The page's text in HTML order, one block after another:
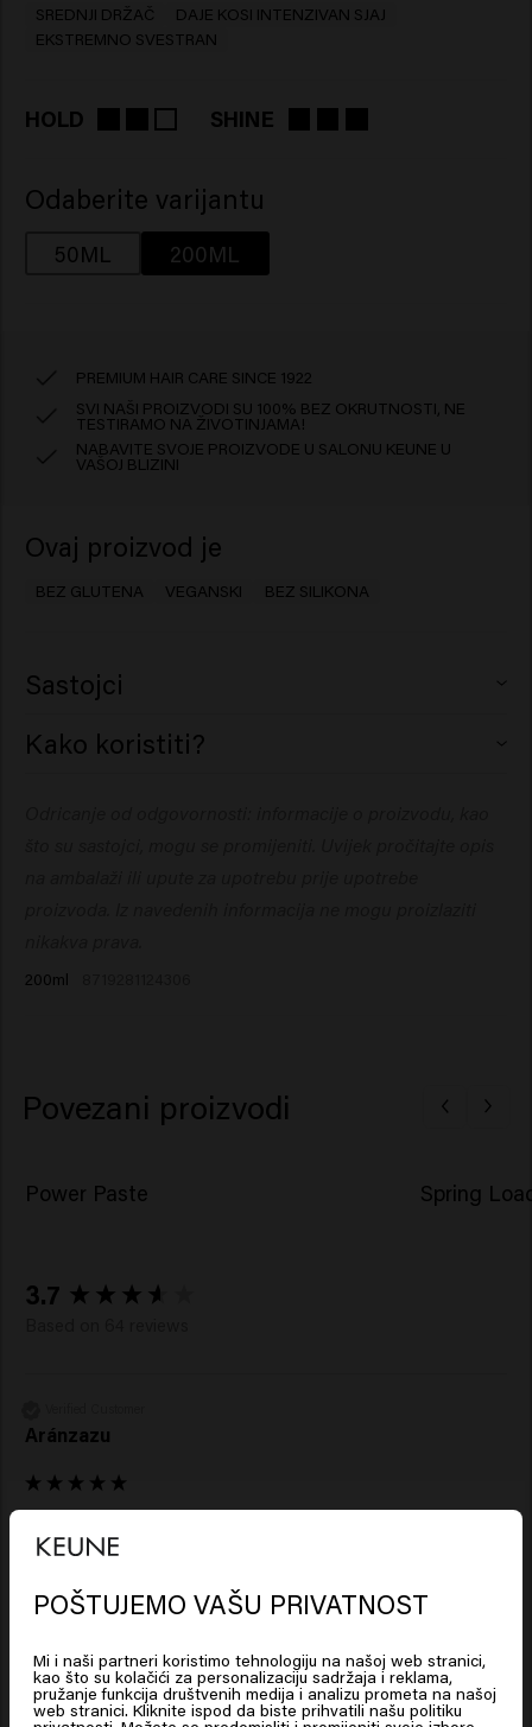
SREDNJI DRŽAČ
DAJE KOSI INTENZIVAN SJAJ
EKSTREMNO SVESTRAN
HOLD SHINE
Odaberite varijantu
50ML 200ML
PREMIUM HAIR CARE SINCE 1922
SVI NAŠI PROIZVODI SU 100% BEZ OKRUTNOSTI, NE
TESTIRAMO NA ŽIVOTINJAMA!
NABAVITE SVOJE PROIZVODE U SALONU KEUNE U
VAŠOJ BLIZINI
Ovaj proizvod je
BEZ GLUTENA VEGANSKI BEZ SILIKONA
Sastojci
Carbomer, Sodium Hydroxide, PEG-40 Hydrogenated
Kako koristiti?
200ml
Povezani proizvodi
Power Paste Spring
3.7
Aránzazu
Reviewer didn't leave any comments
Verified Customer
Kamile
New content loaded
Looks like you are inUnited
Click on Go or choose your location below
POŠTUJEMO VAŠU PRIVATNOST
Mi i naši partneri koristimo tehnologiju na našoj web stranici,
kao što su kolačići za personalizaciju sadržaja i reklama,
pružanje funkcija društvenih medija i analizu prometa na našoj
web stranici. Kliknite ispod da biste prihvatili našu politiku